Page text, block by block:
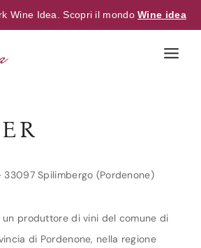
Wine Idea. Scopri il mondoWine idea
33097 Spilimbergo (Pordenone)
un produttore di vini del comune di
di Pordenone, nella regione